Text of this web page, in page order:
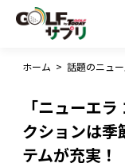
ホーム > 話題のニュー
「ニューエ
クションは季
テムが充実！